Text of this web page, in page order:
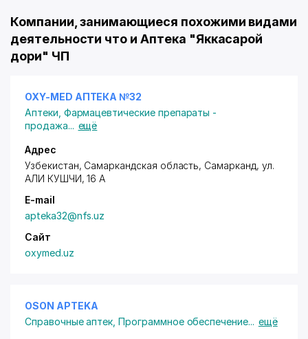
Компании, занимающиеся похожими видами
деятельности что и Аптека "Яккасарой
дори" ЧП
OXY-MED АПТЕКА №32
Аптеки Фармацевтические препараты -
продажа... ещё
Адрес
Узбекистан, Самаркандская область, Самарканд, ул.
АЛИ КУШЧИ, 16 А
E-mail
apteka32@nfs.uz
Сайт
oxymed.uz
OSON APTEKA
Справочные аптек ,Программное обеспечение... ещё